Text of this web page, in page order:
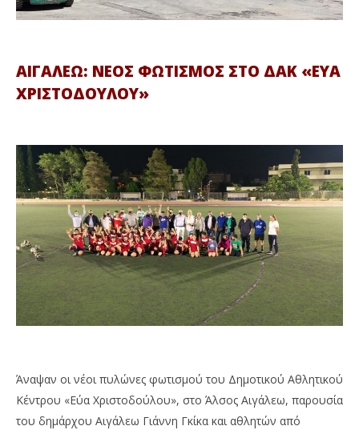
ΑΙΓΑΛΕΩ: ΝΕΟΣ ΦΩΤΙΣΜΟΣ ΣΤΟ ΔΑΚ «ΕΥΑ
ΧΡΙΣΤΟΔΟΥΛΟΥ»
Άναψαν οι νέοι πυλώνες φωτισμού του Δημοτικού Αθλητικού
Κέντρου «Εύα Χριστοδούλου», στο Άλσος Αιγάλεω, παρουσία
του δημάρχου Αιγάλεω Γιάννη Γκίκα και αθλητών από